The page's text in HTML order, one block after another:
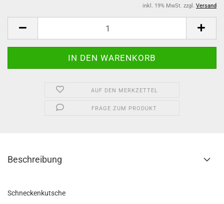
inkl. 19% MwSt. zzgl. Versand
AUF DEN MERKZETTEL
FRAGE ZUM PRODUKT
Beschreibung
Schneckenkutsche